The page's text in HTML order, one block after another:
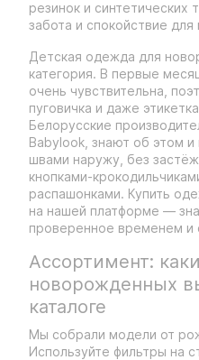
резинок и синтетических
забота и спокойствие
Детская одежда для
категория. В первые
очень чувствительна,
пуговичка и даже
Белорусские
Babylook, знают об этом
швами наружу, без
кнопками-
распашонками. Купить
на нашей платформе —
проверенное временем и
Ассортимент:
новорожденных
каталоге
Мы собрали модели от
Используйте фильтры на